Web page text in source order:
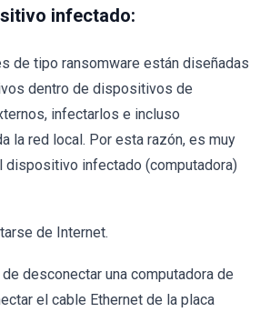
infectado:
de tipo ransomware están diseñadas
dentro de dispositivos de
infectarlos e incluso
la red local. Por esta razón, es muy
dispositivo infectado (computadora)
de Internet.
desconectar una computadora de
el cable Ethernet de la placa